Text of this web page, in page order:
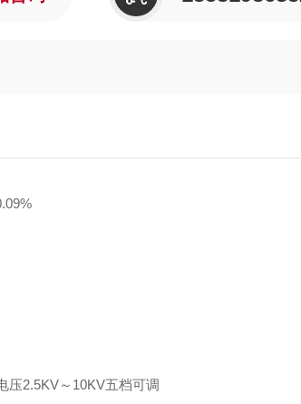
2.5KV～10KV五档可调